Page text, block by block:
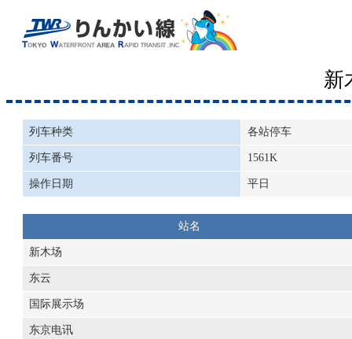
新
列车种类 各站停车
列车番号 1561K
操作日期 平日
站名
新木场
东云
国际展示场
东京电讯